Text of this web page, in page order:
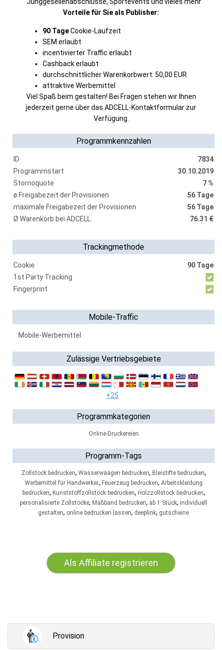
Vorteile für Sie als Publisher:
90 TageCookie-Laufzeit
SEM erlaubt
incentivierter Traffic erlaubt
Cashback erlaubt
durchschnittlicher Warenkorbwert: 50,00 EUR
attraktive Werbemittel
Viel Spaß beim gestalten! Bei Fragen stehen wir Ihnen
jederzeit gerne über das ADCELL-Kontaktformular zur
Verfügung.
Programmkennzahlen
ID
7834
Programmstart
30.10.2019
Stornoquote
7 %
ø Freigabezeit der Provisionen
56 Tage
maximale Freigabezeit der Provisionen
56 Tage
Ø Warenkorb bei ADCELL:
76.31 €
Trackingmethode
Cookie
90 Tage
1st Party Tracking
Fingerprint
Mobile-Traffic
Mobile-Werbemittel
Zulässige Vertriebsgebiete
+25
Programmkategorien
Online-Druckereien
Programm-Tags
Zollstock bedrucken, Wasserwaagen bedrucken, Bleistifte bedrucken,
Werbemittel für Handwerker, Feuerzeug bedrucken, Arbeitskleidung
bedrucken, Kunststoffzollstock bedrucken, Holzzollstock bedrucken,
personalisierte Zollstöcke, Maßband bedrucken, ab 1 Stück, individuell
gestalten, online bedrucken lassen, deeplink, gutscheine
Als Affiliate registrieren
Provision